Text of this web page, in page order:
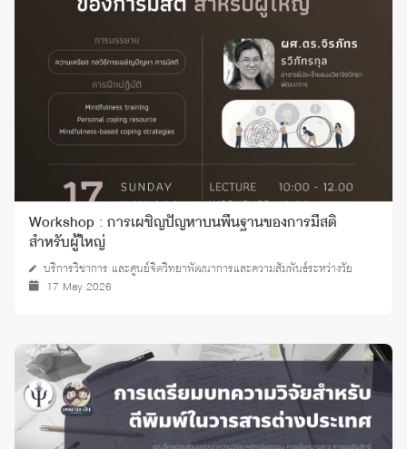
Workshop : การเผชิญปัญหาบนพื้นฐานของการมีสติ
สำหรับผู้ใหญ่
บริการวิชาการ และศูนย์จิตวิทยาพัฒนาการและความสัมพันธ์ระหว่างวัย
17 May 2026